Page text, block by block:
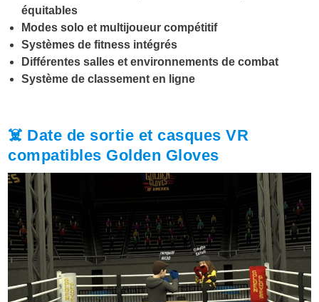
équitables
Modes solo et multijoueur compétitif
Systèmes de fitness intégrés
Différentes salles et environnements de combat
Système de classement en ligne
☠️ Date de sortie et casques VR
compatibles Golden Gloves